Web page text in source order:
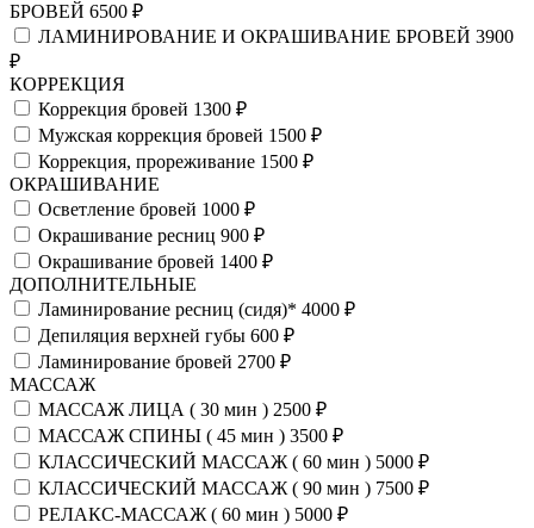
БРОВЕЙ 6500 ₽
ЛАМИНИРОВАНИЕ И ОКРАШИВАНИЕ БРОВЕЙ 3900
₽
КОРРЕКЦИЯ
Коррекция бровей 1300 ₽
Мужская коррекция бровей 1500 ₽
Коррекция, прореживание 1500 ₽
ОКРАШИВАНИЕ
Осветление бровей 1000 ₽
Окрашивание ресниц 900 ₽
Окрашивание бровей 1400 ₽
ДОПОЛНИТЕЛЬНЫЕ
Ламинирование ресниц (сидя)* 4000 ₽
Депиляция верхней губы 600 ₽
Ламинирование бровей 2700 ₽
МАССАЖ
МАССАЖ ЛИЦА ( 30 мин ) 2500 ₽
МАССАЖ СПИНЫ ( 45 мин ) 3500 ₽
КЛАССИЧЕСКИЙ МАССАЖ ( 60 мин ) 5000 ₽
КЛАССИЧЕСКИЙ МАССАЖ ( 90 мин ) 7500 ₽
РЕЛАКС-МАССАЖ ( 60 мин ) 5000 ₽